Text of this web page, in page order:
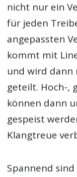
nicht nur ein
für jeden
angepassten
kommt mit
und wird dann
geteilt. Hoch-,
können dann
gespeist
Klangtreue
Spannend